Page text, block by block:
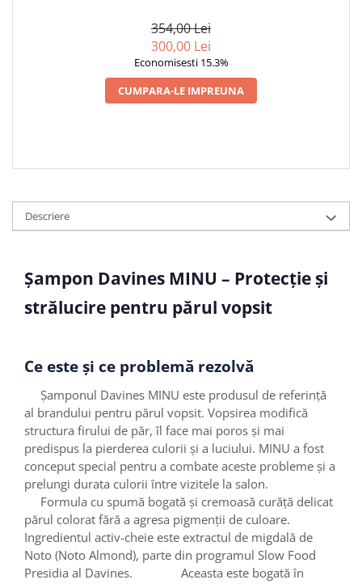
354,00 Lei
300,00 Lei
Economisesti 15.3%
CUMPARA-LE IMPREUNA
Descriere
Șampon Davines MINU – Protecție și
strălucire pentru părul vopsit
Ce este și ce problemă rezolvă
Șamponul Davines MINU este produsul de referință
al brandului pentru părul vopsit. Vopsirea modifică
structura firului de păr, îl face mai poros și mai
predispus la pierderea culorii și a luciului. MINU a fost
conceput special pentru a combate aceste probleme și a
prelungi durata culorii între vizitele la salon.
Formula cu spumă bogată și cremoasă curăță delicat
părul colorat fără a agresa pigmenții de culoare.
Ingredientul activ-cheie este extractul de migdală de
Noto (Noto Almond), parte din programul Slow Food
Presidia al Davines. Aceasta este bogată în